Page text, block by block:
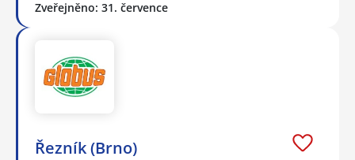
Zveřejněno: 31. července
Řezník (Brno)